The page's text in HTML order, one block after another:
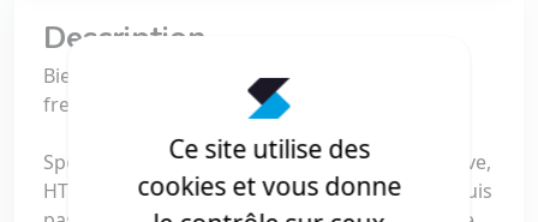
Description
Bienvenue sur mon profil de développeur web
freelance !
Spécialisé en PHP, Symfony, ReactJS, React Native,
HTML, CSS, JavaScript, Bootstrap et jQuery, je suis
Ce site utilise des
cookies et vous donne